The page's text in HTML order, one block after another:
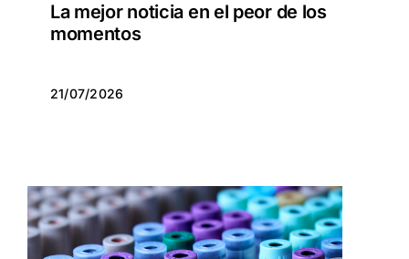
La mejor noticia en el peor de los
momentos
21/07/2026